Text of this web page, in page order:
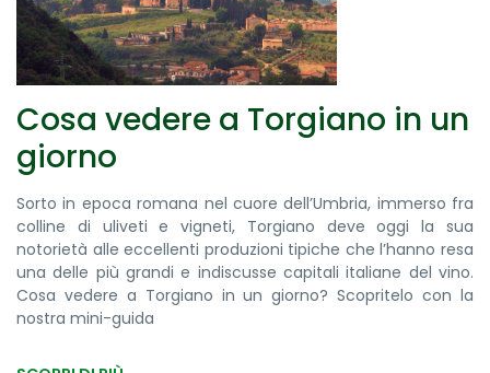
Cosa vedere a Torgiano in un
giorno
Sorto in epoca romana nel cuore dell’Umbria, immerso fra
colline di uliveti e vigneti, Torgiano deve oggi la sua
notorietà alle eccellenti produzioni tipiche che l’hanno resa
una delle più grandi e indiscusse capitali italiane del vino.
Cosa vedere a Torgiano in un giorno? Scopritelo con la
nostra mini-guida